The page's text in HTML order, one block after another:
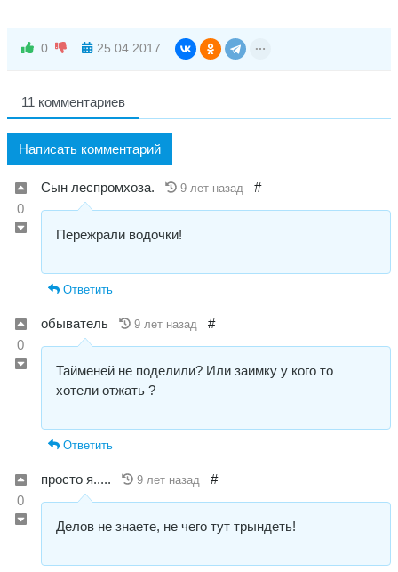
0 25.04.2017
11 комментариев
Написать комментарий
0
Сын леспромхоза. 9 лет назад #
Пережрали водочки!
Ответить
0
обыватель 9 лет назад #
Тайменей не поделили? Или заимку у кого то
хотели отжать ?
Ответить
0
просто я..... 9 лет назад #
Делов не знаете, не чего тут трындеть!